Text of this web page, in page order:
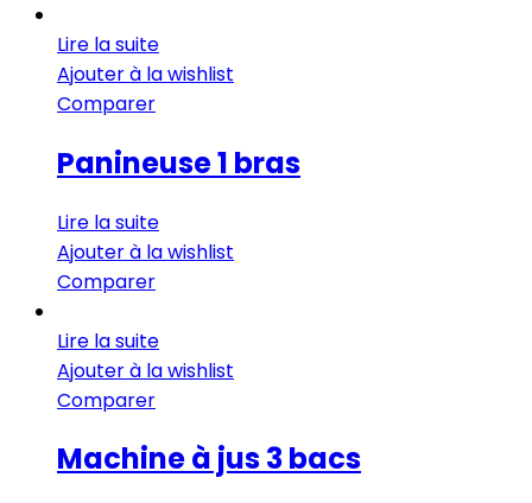
Lire la suite
Ajouter à la wishlist
Comparer
Panineuse 1 bras
Lire la suite
Ajouter à la wishlist
Comparer
Lire la suite
Ajouter à la wishlist
Comparer
Machine à jus 3 bacs